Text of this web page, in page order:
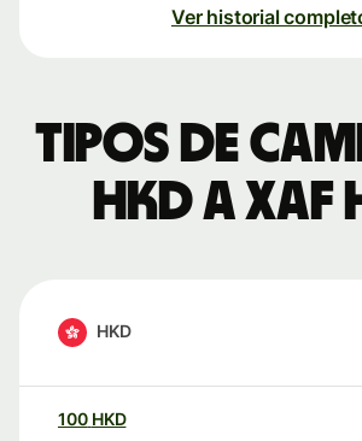
Ver historial
Tipos de
HKD a
HKD
100 HKD